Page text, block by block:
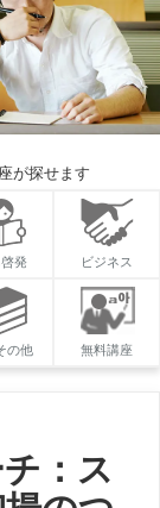
が探せます
発 ビジネス
の他 無料講座
：ス